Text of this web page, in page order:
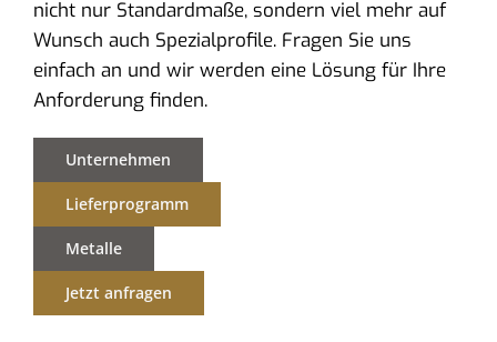
nicht nur Standardmaße, sondern viel mehr auf
Wunsch auch Spezialprofile. Fragen Sie uns
einfach an und wir werden eine Lösung für Ihre
Anforderung finden.
Unternehmen
Lieferprogramm
Metalle
Jetzt anfragen